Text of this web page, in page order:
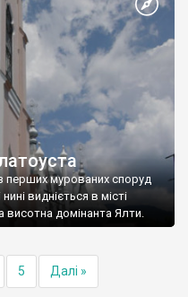
перших мурованих споруд
видніється в місті
висотна домінанта Ялти.
5 Далі »